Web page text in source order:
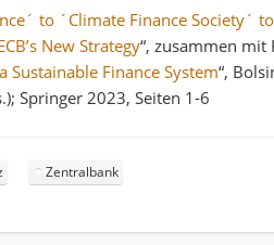
to ´Climate Finance Society´
New Strategy“, zusammen mit
Sustainable Finance System“,
Springer 2023, Seiten 1-6
Zentralbank